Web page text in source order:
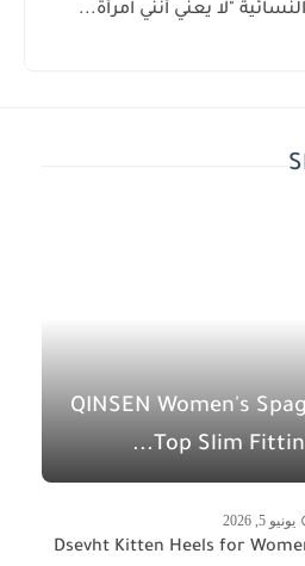
النسائية "لا يعني أنني امرأة...
QINSEN Women's
Top Slim
يونيو 5, 2026
Dsevht Kitten Heels for